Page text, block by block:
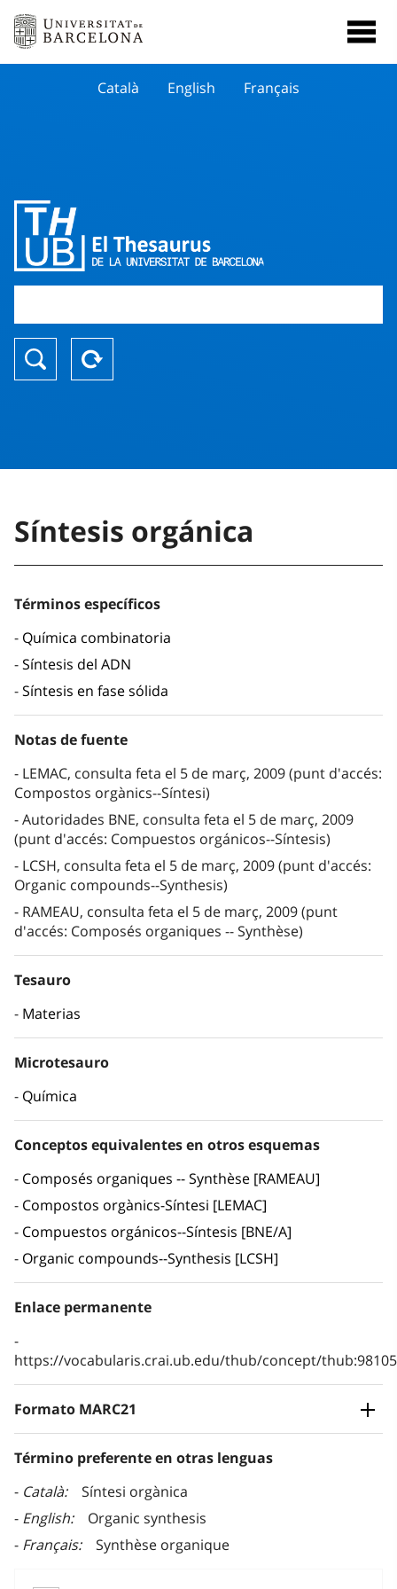
Català English Français
Síntesis orgánica
Términos específicos
Química combinatoria
Síntesis del ADN
Síntesis en fase sólida
Notas de fuente
LEMAC, consulta feta el 5 de març, 2009 (punt d'accés:
Compostos orgànics--Síntesi)
Autoridades BNE, consulta feta el 5 de març, 2009
(punt d'accés: Compuestos orgánicos--Síntesis)
LCSH, consulta feta el 5 de març, 2009 (punt d'accés:
Organic compounds--Synthesis)
RAMEAU, consulta feta el 5 de març, 2009 (punt
d'accés: Composés organiques -- Synthèse)
Tesauro
Materias
Microtesauro
Química
Conceptos equivalentes en otros esquemas
Composés organiques -- Synthèse [RAMEAU]
Compostos orgànics-Síntesi [LEMAC]
Compuestos orgánicos--Síntesis [BNE/A]
Organic compounds--Synthesis [LCSH]
Enlace permanente
https://vocabularis.crai.ub.edu/thub/concept/
Formato MARC21
Término preferente en otras lenguas
Català
Síntesi orgànica
English
Organic synthesis
Français
Synthèse organique